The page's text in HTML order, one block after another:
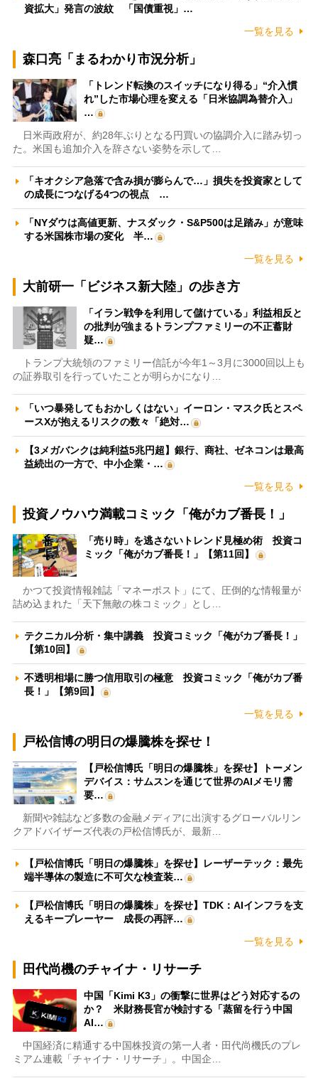
資拡大」発言の波紋 「国債重視」…
一覧を見る
森口亮「まるわかり市況分析」
「トレンド転換のスイッチになり得る」“介入慣
れ”した市場心理を変える「日米協調為替介入」
…
日米両政府が、約28年ぶりとなる円買いの協調介入に踏み切っ
た。米国も追加介入を辞さない姿勢を示して…
「キオクシア急落で含み損が膨らんで…」損失を投資家として
の成長につなげる4つの視点 …
「NYダウは高値更新、ナスダック・S&P500は足踏み」が意味
する米国株市場の変化 半…
一覧を見る
大前研一「ビジネス新大陸」の歩き方
「イラン戦争を利用して儲けている」利益相反と
の批判が強まるトランプファミリーの不正蓄財
疑…
トランプ大統領のファミリー信託が今年1～3月に3000回以上も
の証券取引を行っていたことが明らかになり…
「いつ暴発してもおかしくはない」イーロン・マスク氏とスペ
ースXが抱えるリスクの数々「絶対…
【3メガバンクは純利益5兆円超】銀行、商社、ゼネコンは最高
益続出の一方で、中小企業・…
一覧を見る
投資ノウハウ満載コミック「俺がカブ番長！」
「売り時」を逃さないトレンド見極め術 投資コ
ミック「俺がカブ番長！」【第11回】
かつて投資情報雑誌「マネーポスト」にて、圧倒的な情報量が
詰め込まれた「天下無敵の株コミック」とし…
テクニカル分析・集中講義 投資コミック「俺がカブ番長！」
【第10回】
不透明相場に勝つ信用取引の極意 投資コミック「俺がカブ番
長！」【第9回】
一覧を見る
戸松信博の明日の爆騰株を探せ！
【戸松信博氏「明日の爆騰株」を探せ】トーメン
デバイス：サムスンを通じて世界のAIメモリ需
要…
新聞や雑誌など多数の金融メディアに出演するグローバルリン
クアドバイザーズ代表の戸松信博氏が、最新…
【戸松信博氏「明日の爆騰株」を探せ】レーザーテック：最先
端半導体の製造に不可欠な検査装…
【戸松信博氏「明日の爆騰株」を探せ】TDK：AIインフラを支
えるキープレーヤー 成長の再評…
一覧を見る
田代尚機のチャイナ・リサーチ
中国「Kimi K3」の衝撃に世界はどう対応するの
か？ 米財務長官が検討する「蒸留を行う中国
AI…
中国経済に精通する中国株投資の第一人者・田代尚機氏のプレ
ミアム連載「チャイナ・リサーチ」。中国企…